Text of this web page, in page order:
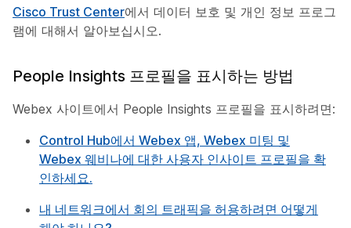
Cisco Trust Center에서 데이터 보호 및 개인 정보 프로그
램에 대해서 알아보십시오.
People Insights 프로필을 표시하는 방법
Webex 사이트에서 People Insights 프로필을 표시하려면:
Control Hub에서 Webex 앱, Webex 미팅 및
Webex 웨비나에 대한 사용자 인사이트 프로필을 확
인하세요.
내 네트워크에서 회의 트래픽을 허용하려면 어떻게